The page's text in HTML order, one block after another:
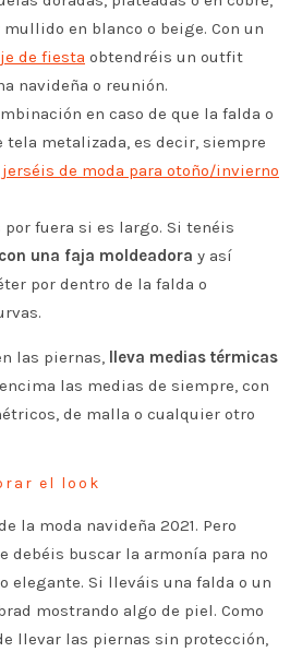
en blanco o beige. Con un
de fiesta obtendréis un outfit
navideña o reunión.
en caso de que la falda o
tela metalizada, es decir, siempre
jerséis de moda para otoño/invierno
fuera si es largo. Si tenéis
con una faja moldeadora y así
por dentro de la falda o
las piernas,
lleva medias térmicas
las medias de siempre, con
de malla o cualquier otro
el look
la moda navideña 2021. Pero
debéis buscar la armonía para no
elegante. Si lleváis una falda o un
mostrando algo de piel. Como
llevar las piernas sin protección,